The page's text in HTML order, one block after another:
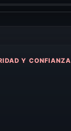
Y CONFIANZA